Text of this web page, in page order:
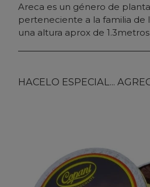
Areca es un género de
perteneciente a la familia de
una altura aprox de 1.3metros
HACELO ESPECIAL...